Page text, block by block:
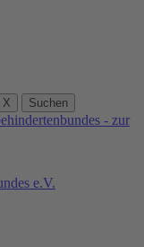
X Suchen
e.V.